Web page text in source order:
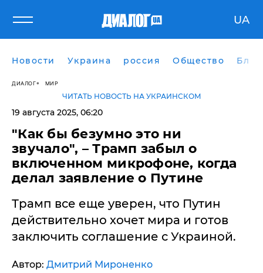
UA
Новости Украина россия Общество
ДИАЛОГ МИР
ЧИТАТЬ НОВОСТЬ НА УКРАИНСКОМ
19 августа 2025, 06:20
​"Как бы безумно это ни
звучало", – Трамп забыл о
включенном микрофоне, когда
делал заявление о Путине
Трамп все еще уверен, что Путин
действительно хочет мира и готов
заключить соглашение с Украиной.
Автор: Дмитрий Мироненко